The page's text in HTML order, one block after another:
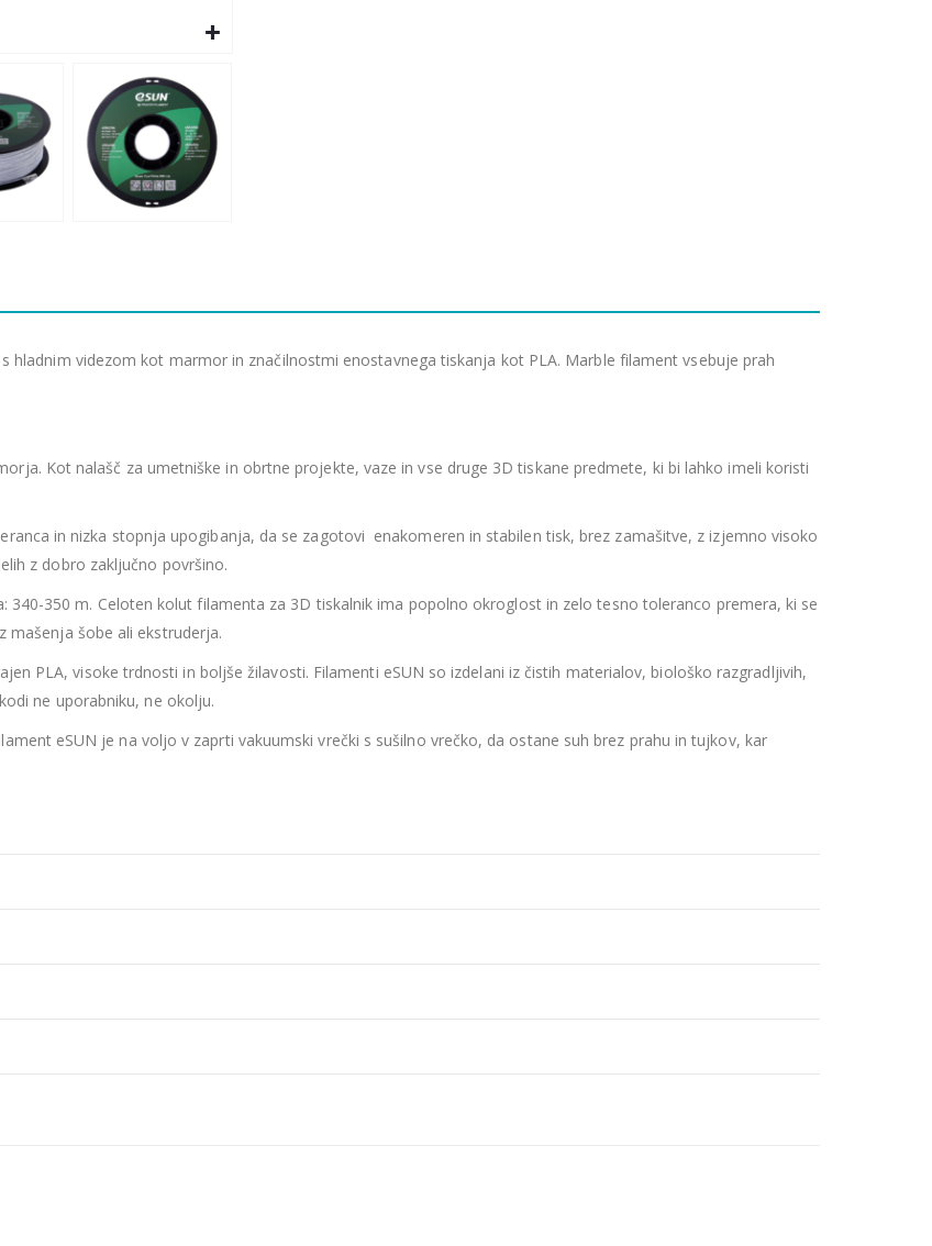
hladnim videzom kot marmor in značilnostmi enostavnega tiskanja kot PLA. Marble filament vsebuje prah
Kot nalašč za umetniške in obrtne projekte, vaze in vse druge 3D tiskane predmete, ki bi lahko imeli koristi
in nizka stopnja upogibanja, da se zagotovi enakomeren in stabilen tisk, brez zamašitve, z izjemno visoko
z dobro zaključno površino.
340-350 m. Celoten kolut filamenta za 3D tiskalnik ima popolno okroglost in zelo tesno toleranco premera, ki se
mašenja šobe ali ekstruderja.
PLA, visoke trdnosti in boljše žilavosti. Filamenti eSUN so izdelani iz čistih materialov, biološko razgradljivih,
ne uporabniku, ne okolju.
eSUN je na voljo v zaprti vakuumski vrečki s sušilno vrečko, da ostane suh brez prahu in tujkov, kar